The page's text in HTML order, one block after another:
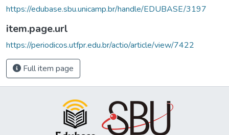
https://edubase.sbu.unicamp.br/handle/EDUBASE/3197
item.page.url
https://periodicos.utfpr.edu.br/actio/article/view/7422
Full item page